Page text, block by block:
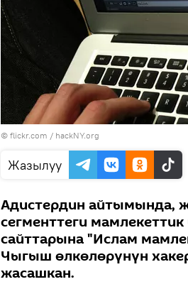
© flickr.com / hackNY.org
Жазылуу
Адистердин айтымында,
сегменттеги
сайттарына "Ислам
Чыгыш өлкөлөрүнүн
жасашкан.